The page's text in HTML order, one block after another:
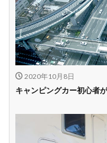
2020年10月8日
キャンピングカー初心者